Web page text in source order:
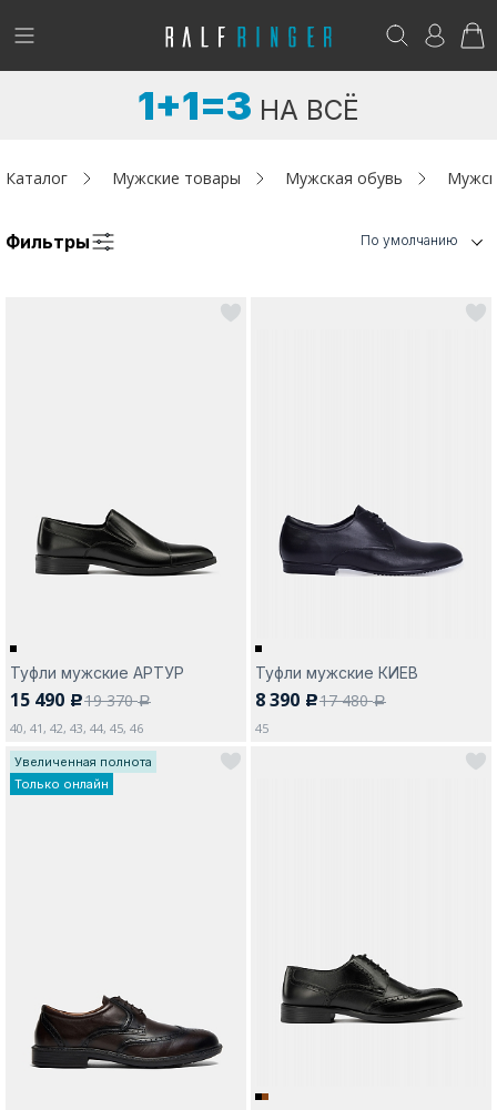
!
Женщинам
Да, все верно Изменить город
О компании
Возникли вопросы? - club@ralf.ru
1+1=3 НА ВСЁ
Каталог Мужские товары Мужская обувь
Фильтры По умолчанию
Туфли мужские АРТУР
15 490 c19 370a
40, 41, 42, 43, 44, 45, 46
Туфли мужские КИЕВ
8 390 c17 480a
45
Увеличенная полнота
Только онлайн